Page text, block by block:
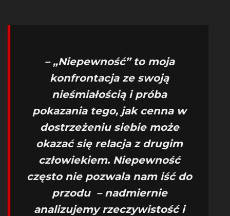
– „Niepewność” to moja
konfrontacja ze swoją
nieśmiałością i próba
pokazania tego, jak cenna w
dostrzeżeniu siebie może
okazać się relacja z drugim
człowiekiem. Niepewność
często nie pozwala nam iść do
przodu – nadmiernie
analizujemy rzeczywistość i